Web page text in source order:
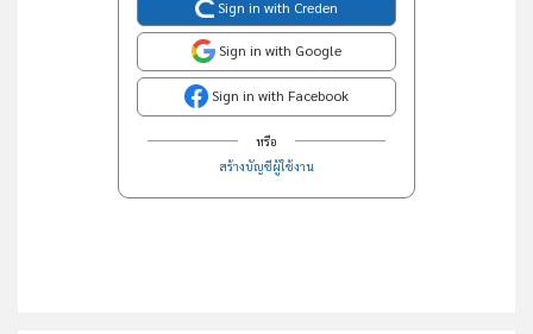
Sign in with Creden
Sign in with Google
Sign in with Facebook
หรือ
สร้างบัญชีผู้ใช้งาน